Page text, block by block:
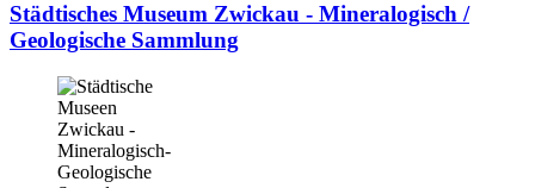
Städtisches Museum Zwickau - Mineralogisch /
Geologische Sammlung